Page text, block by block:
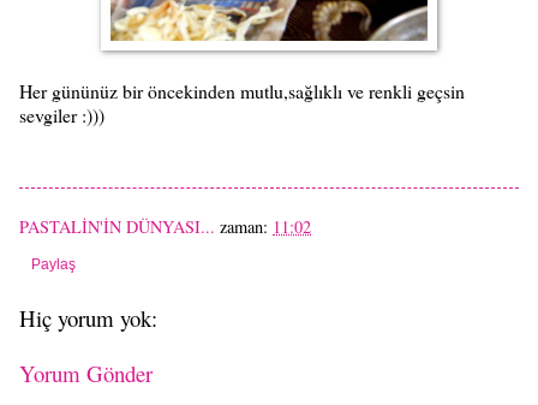
Her gününüz bir öncekinden mutlu,sağlıklı ve renkli geçsin
sevgiler :)))
PASTALİN'İN DÜNYASI... zaman: 11:02
Paylaş
Hiç yorum yok:
Yorum Gönder